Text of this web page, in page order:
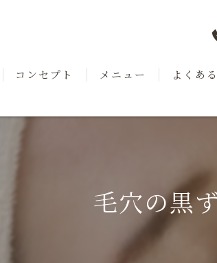
コンセプト メニュー よくあ
毛穴の黒